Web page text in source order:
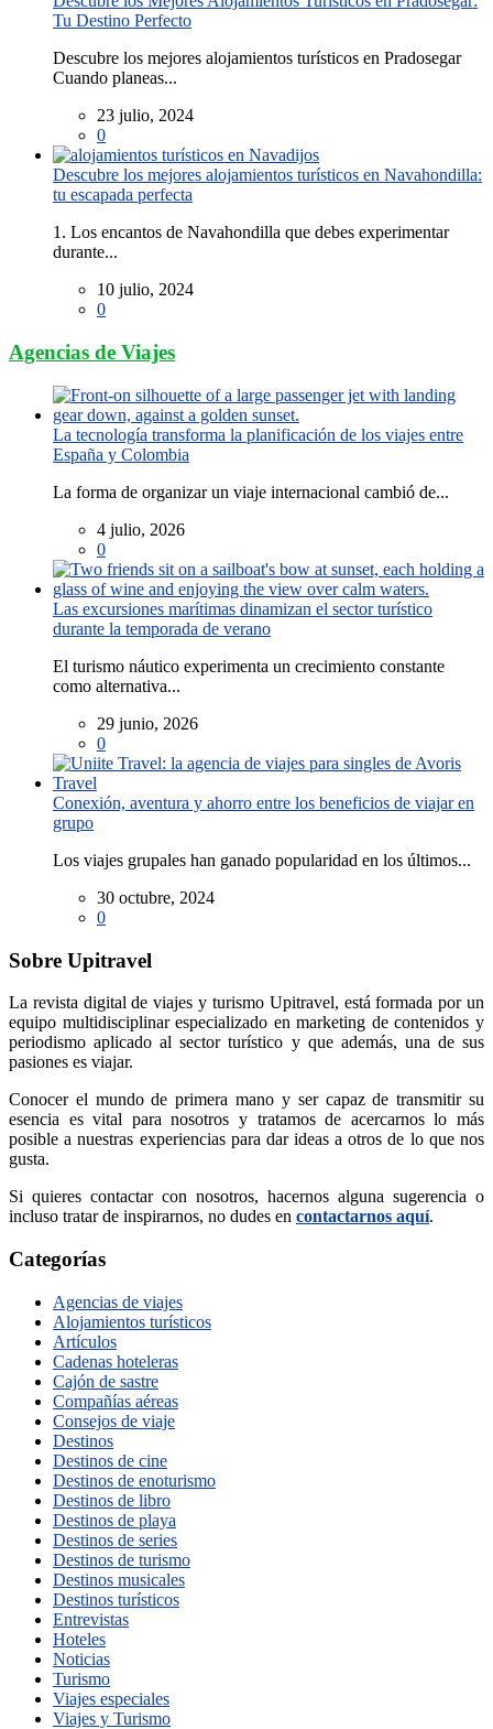
Tu Destino Perfecto
Descubre los mejores alojamientos turísticos en Pradosegar
Cuando planeas...
23 julio, 2024
0
Descubre los mejores alojamientos turísticos en Navahondilla:
tu escapada perfecta
1. Los encantos de Navahondilla que debes experimentar
durante...
10 julio, 2024
0
Agencias de Viajes
La tecnología transforma la planificación de los viajes entre
España y Colombia
La forma de organizar un viaje internacional cambió de...
4 julio, 2026
0
Las excursiones marítimas dinamizan el sector turístico
durante la temporada de verano
El turismo náutico experimenta un crecimiento constante
como alternativa...
29 junio, 2026
0
Conexión, aventura y ahorro entre los beneficios de viajar en
grupo
Los viajes grupales han ganado popularidad en los últimos...
30 octubre, 2024
0
Sobre Upitravel
La revista digital de viajes y turismo Upitravel, está formada por un
equipo multidisciplinar especializado en marketing de contenidos y
periodismo aplicado al sector turístico y que además, una de sus
pasiones es viajar.
Conocer el mundo de primera mano y ser capaz de transmitir su
esencia es vital para nosotros y tratamos de acercarnos lo más
posible a nuestras experiencias para dar ideas a otros de lo que nos
gusta.
Si quieres contactar con nosotros, hacernos alguna sugerencia o
incluso tratar de inspirarnos, no dudes en contactarnos aquí.
Categorías
Agencias de viajes
Alojamientos turísticos
Artículos
Cadenas hoteleras
Cajón de sastre
Compañías aéreas
Consejos de viaje
Destinos
Destinos de cine
Destinos de enoturismo
Destinos de libro
Destinos de playa
Destinos de series
Destinos de turismo
Destinos musicales
Destinos turísticos
Entrevistas
Hoteles
Noticias
Turismo
Viajes especiales
Viajes y Turismo